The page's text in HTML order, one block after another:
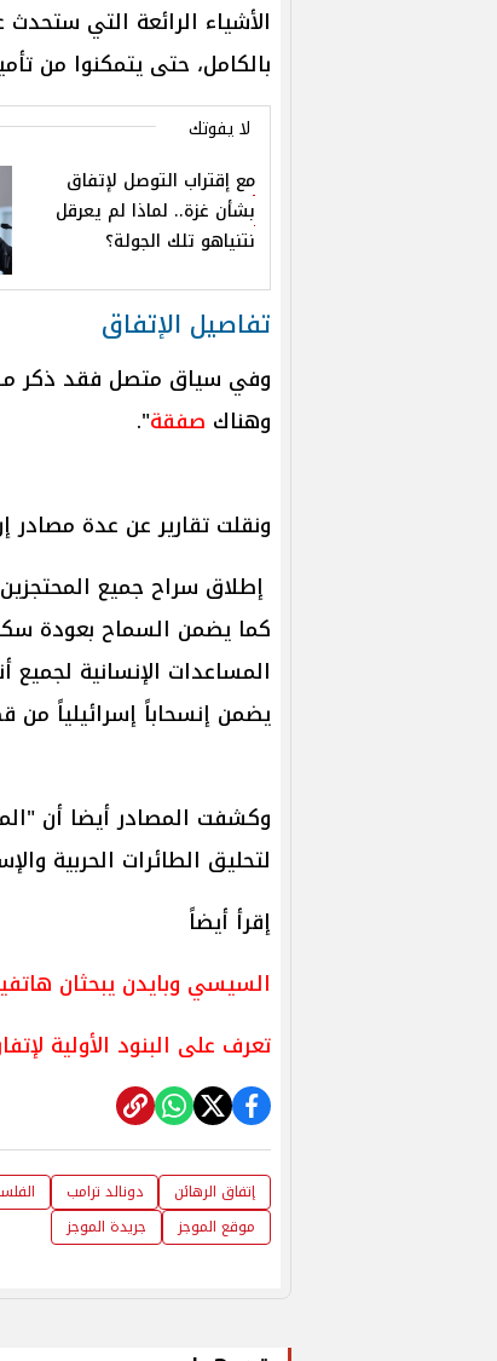
الأشياء الرائعة التي
بالكامل، حتى يتمكنوا من
لا يفوتك
مع إقتراب التوصل لإتفاق
بشأن غزة.. لماذا لم يعرقل
نتنياهو تلك الجولة؟
تفاصيل الإتفاق
وفي سياق متصل فقد ذكر
وهناك صفقة".
ونقلت تقارير عن عدة مصادر
إطلاق سراح جميع
كما يضمن السماح بعودة
يضمن إنسحاباً إسرائيلياً من
وكشفت المصادر أيضا أن
لتحليق الطائرات الحربية
إقرأ أيضاً
السيسي وبايدن يبحثان
تعرف على البنود الأولية
إتفاق الرهائن ​دونالد ترامب
موقع الموجز
جريدة الموجز